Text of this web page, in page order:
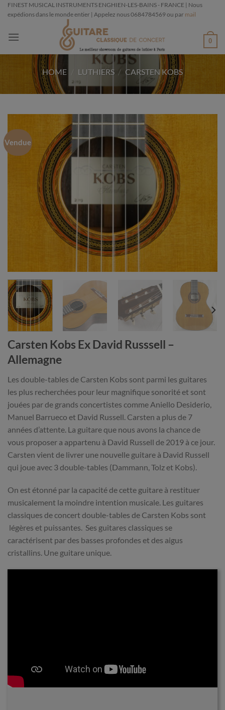
Passer
au
FINEST MUSICAL INSTRUMENTS ENGHIEN-LES-BAINS - FRANCE | Nous
expédions dans le monde entier | Appelez nous 0684784569 ou par mail
0
HOME LUTHIERS / CARSTEN KOBS
Vendue
Carsten Kobs Ex David Russsell –
Allemagne
Les double-tables de Carsten Kobs sont parmi les guitares
les plus recherchées pour leur magnifique sonorité et sont
jouées par de grands concertistes comme Aniello Desiderio,
Manuel Barrueco et David Russell. Carsten a plus de 7
années d’attente. La guitare que nous avons la chance de
vous proposer a appartenu à David Russell de 2019 à ce jour.
Carsten vient de livrer une nouvelle guitare à David Russell
qui joue avec 3 double-tables (Dammann, Tolz et Kobs).
On est étonné par la capacité de cette guitare à restituer
musicalement la moindre intention musicale. Les guitares
classiques de concert double-tables de Carsten Kobs sont
légères et puissantes. Ses guitares classiques se
caractérisent par des basses profondes et des aigus
cristallins. Une guitare unique.